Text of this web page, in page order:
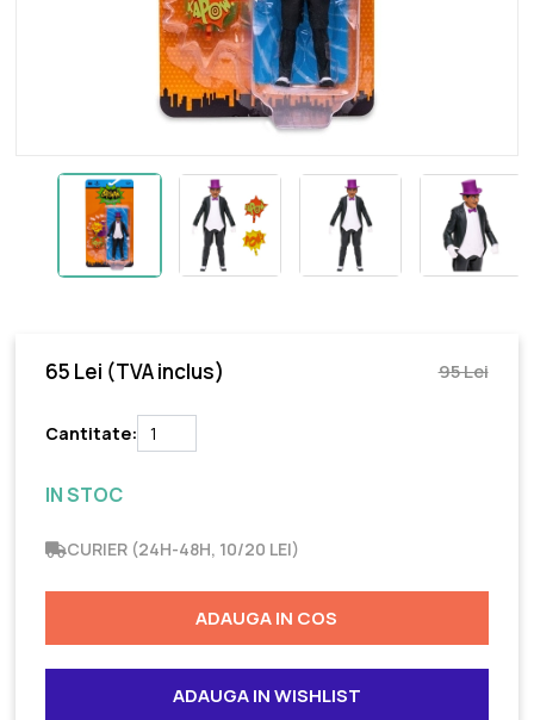
65 Lei (TVA inclus) 95 Lei
Cantitate:
IN STOC
CURIER (24H-48H, 10/20 LEI)
ADAUGA IN COS
ADAUGA IN WISHLIST